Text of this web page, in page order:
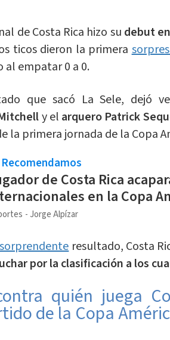
de Costa Rica hizo su debut
ticos dieron la primera
empatar 0 a 0.
que sacó La Sele, dejó
y el arquero Patrick
la primera jornada de la Copa
de Costa Rica
en la Copa
Jorge Alpízar
sorprendenteresultado, Costa
por la clasificación a los
quién juega
de la Copa